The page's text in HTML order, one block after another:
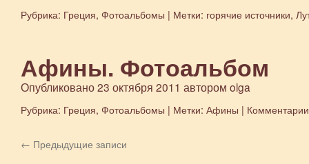
Рубрика: Греция, Фотоальбомы | Метки: горячие источники,
Афины. Фотоальбом
Опубликовано23 октября 2011 автором olga
Рубрика: Греция, Фотоальбомы | Метки: Афины | Комментарии
← Предыдущие записи